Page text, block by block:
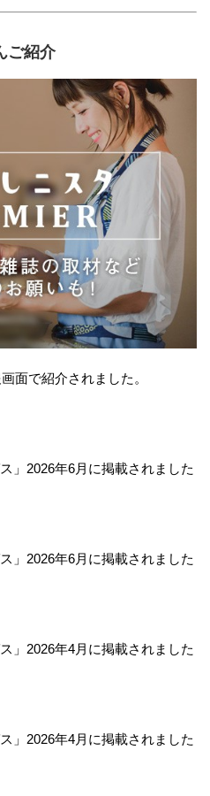
ご紹介
面で紹介されました。
」2026年6月に掲載されました
」2026年6月に掲載されました
」2026年4月に掲載されました
」2026年4月に掲載されました